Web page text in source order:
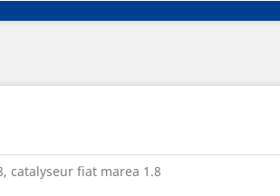
catalyseur fiat marea 1.8